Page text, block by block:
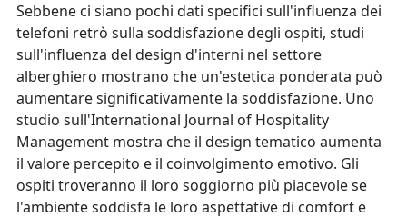
Sebbene ci siano pochi dati specifici sull'influenza dei
telefoni retrò sulla soddisfazione degli ospiti, studi
sull'influenza del design d'interni nel settore
alberghiero mostrano che un'estetica ponderata può
aumentare significativamente la soddisfazione. Uno
studio sull'International Journal of Hospitality
Management mostra che il design tematico aumenta
il valore percepito e il coinvolgimento emotivo. Gli
ospiti troveranno il loro soggiorno più piacevole se
l'ambiente soddisfa le loro aspettative di comfort e